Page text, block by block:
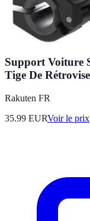
Support Voiture
Tige De
Rakuten FR
35.99 EURVoir le prix